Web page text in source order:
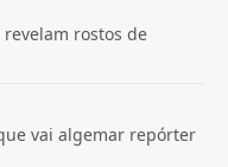
revelam rostos de
vai algemar repórter